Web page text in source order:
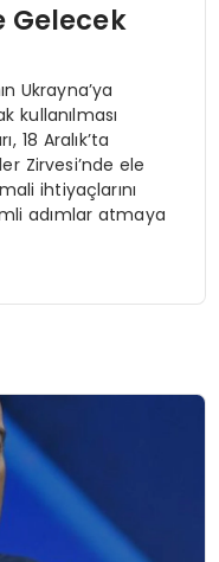
Gelecek
Ukrayna’ya
kullanılması
18 Aralık’ta
Zirvesi’nde ele
ihtiyaçlarını
adımlar atmaya